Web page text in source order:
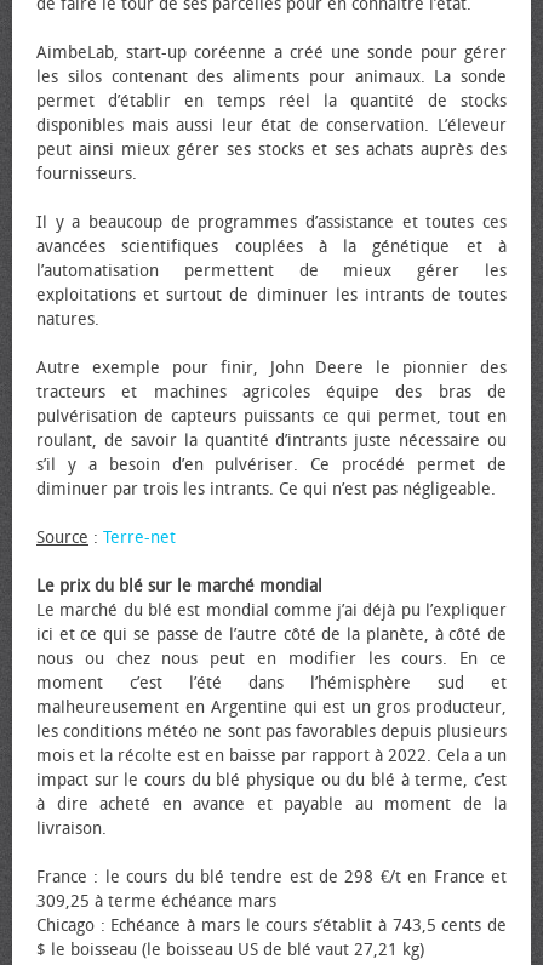
de faire le tour de ses parcelles pour en connaître l’état.
AimbeLab, start-up coréenne a créé une sonde pour gérer
les silos contenant des aliments pour animaux. La sonde
permet d’établir en temps réel la quantité de stocks
disponibles mais aussi leur état de conservation. L’éleveur
peut ainsi mieux gérer ses stocks et ses achats auprès des
fournisseurs.
Il y a beaucoup de programmes d’assistance et toutes ces
avancées scientifiques couplées à la génétique et à
l’automatisation permettent de mieux gérer les
exploitations et surtout de diminuer les intrants de toutes
natures.
Autre exemple pour finir, John Deere le pionnier des
tracteurs et machines agricoles équipe des bras de
pulvérisation de capteurs puissants ce qui permet, tout en
roulant, de savoir la quantité d’intrants juste nécessaire ou
s’il y a besoin d’en pulvériser. Ce procédé permet de
diminuer par trois les intrants. Ce qui n’est pas négligeable.
Source : Terre-net
Le prix du blé sur le marché mondial
Le marché du blé est mondial comme j’ai déjà pu l’expliquer
ici et ce qui se passe de l’autre côté de la planète, à côté de
nous ou chez nous peut en modifier les cours. En ce
moment c’est l’été dans l’hémisphère sud et
malheureusement en Argentine qui est un gros producteur,
les conditions météo ne sont pas favorables depuis plusieurs
mois et la récolte est en baisse par rapport à 2022. Cela a un
impact sur le cours du blé physique ou du blé à terme, c’est
à dire acheté en avance et payable au moment de la
livraison.
France : le cours du blé tendre est de 298 €/t en France et
309,25 à terme échéance mars
Chicago : Echéance à mars le cours s’établit à 743,5 cents de
$ le boisseau (le boisseau US de blé vaut 27,21 kg)